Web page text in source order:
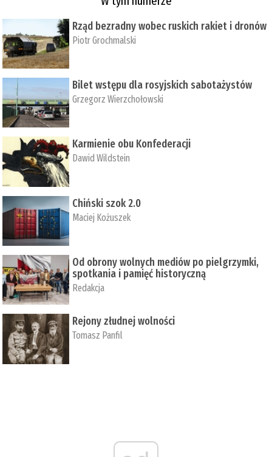
Rząd bezradny wobec ruskich rakiet i dronów
Piotr Grochmalski
Bilet wstępu dla rosyjskich sabotażystów
Grzegorz Wierzchołowski
Karmienie obu Konfederacji
Dawid Wildstein
Chiński szok 2.0
Maciej Kożuszek
Od obrony wolnych mediów po pielgrzymki,
spotkania i pamięć historyczną
Redakcja
Rejony złudnej wolności
Tomasz Panfil